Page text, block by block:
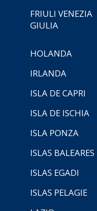
FRIULI VENEZIA
GIULIA
HOLANDA
IRLANDA
ISLA DE CAPRI
ISLA DE ISCHIA
ISLA PONZA
ISLAS BALEARES
ISLAS EGADI
ISLAS PELAGIE